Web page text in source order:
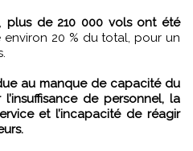
plus de 210 000 vols ont été
environ 20 % du total, pour un
au manque de capacité du
de personnel, la
et l’incapacité de réagir